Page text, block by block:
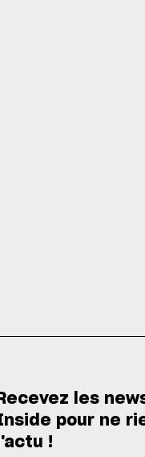
Recevez les
pour ne
l'actu !